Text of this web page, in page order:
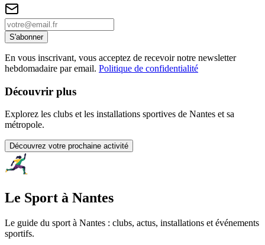
S'abonner
En vous inscrivant, vous acceptez de recevoir notre newsletter
hebdomadaire par email. Politique de confidentialité
Découvrir plus
Explorez les clubs et les installations sportives de Nantes et sa
métropole.
Découvrez votre prochaine activité
Le Sport à Nantes
Le guide du sport à Nantes : clubs, actus, installations et événements
sportifs.